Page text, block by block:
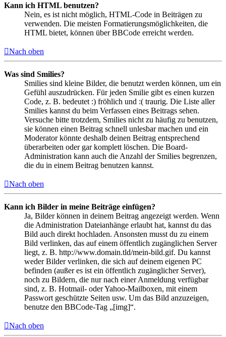
Kann ich HTML benutzen?
Nein, es ist nicht möglich, HTML-Code in Beiträgen zu
verwenden. Die meisten Formatierungsmöglichkeiten, die
HTML bietet, können über BBCode erreicht werden.
Nach oben
Was sind Smilies?
Smilies sind kleine Bilder, die benutzt werden können, um ein
Gefühl auszudrücken. Für jeden Smilie gibt es einen kurzen
Code, z. B. bedeutet :) fröhlich und :( traurig. Die Liste aller
Smilies kannst du beim Verfassen eines Beitrags sehen.
Versuche bitte trotzdem, Smilies nicht zu häufig zu benutzen,
sie können einen Beitrag schnell unlesbar machen und ein
Moderator könnte deshalb deinen Beitrag entsprechend
überarbeiten oder gar komplett löschen. Die Board-
Administration kann auch die Anzahl der Smilies begrenzen,
die du in einem Beitrag benutzen kannst.
Nach oben
Kann ich Bilder in meine Beiträge einfügen?
Ja, Bilder können in deinem Beitrag angezeigt werden. Wenn
die Administration Dateianhänge erlaubt hat, kannst du das
Bild auch direkt hochladen. Ansonsten musst du zu einem
Bild verlinken, das auf einem öffentlich zugänglichen Server
liegt, z. B. http://www.domain.tld/mein-bild.gif. Du kannst
weder Bilder verlinken, die sich auf deinem eigenen PC
befinden (außer es ist ein öffentlich zugänglicher Server),
noch zu Bildern, die nur nach einer Anmeldung verfügbar
sind, z. B. Hotmail- oder Yahoo-Mailboxen, mit einem
Passwort geschützte Seiten usw. Um das Bild anzuzeigen,
benutze den BBCode-Tag „[img]“.
Nach oben